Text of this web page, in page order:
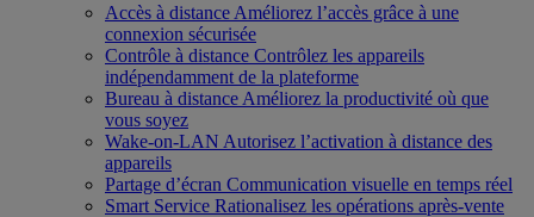
Accès à distance Améliorez l’accès grâce à une
connexion sécurisée
Contrôle à distance Contrôlez les appareils
indépendamment de la plateforme
Bureau à distance Améliorez la productivité où que
vous soyez
Wake-on-LAN Autorisez l’activation à distance des
appareils
Partage d’écran Communication visuelle en temps réel
Smart Service Rationalisez les opérations après-vente